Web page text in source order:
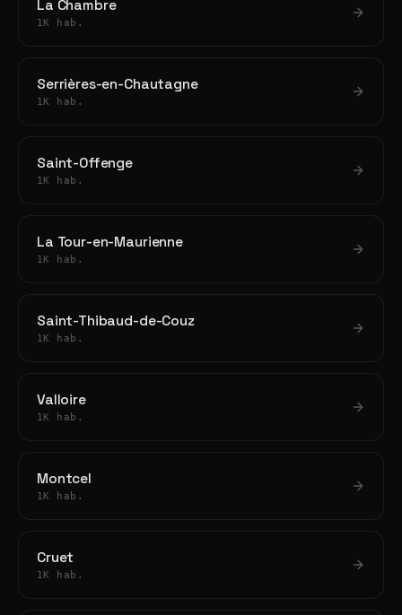
La Chambre
1K hab.
Serrières-en-Chautagne
1K hab.
Saint-Offenge
1K hab.
La Tour-en-Maurienne
1K hab.
Saint-Thibaud-de-Couz
1K hab.
Valloire
1K hab.
Montcel
1K hab.
Cruet
1K hab.